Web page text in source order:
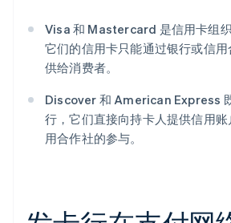
Visa 和 Mastercard 是信用卡组
它们的信用卡只能通过银行或信
供给消费者。
Discover 和 American Express
行，它们直接向持卡人提供信用
用合作社的参与。